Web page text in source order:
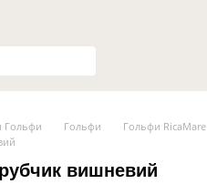
Гольфи Гольфи
Гольфи RicaMare
вишневий